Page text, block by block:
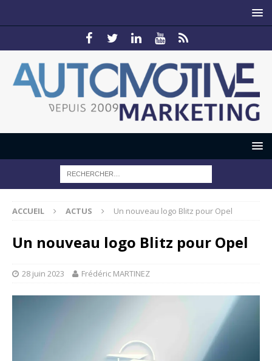
ACCUEIL ACTUS Un nouveau logo Blitz pour Opel
Un nouveau logo Blitz pour Opel
28 juin 2023 Frédéric MARTINEZ